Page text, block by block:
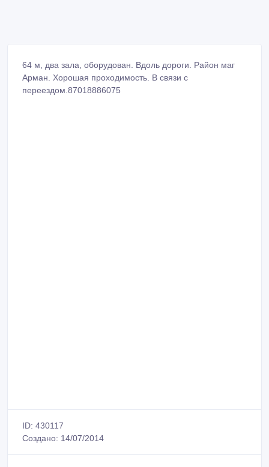
64 м, два зала, оборудован. Вдоль дороги. Район маг
Арман. Хорошая проходимость. В связи с
переездом.87018886075
ID: 430117
Создано: 14/07/2014